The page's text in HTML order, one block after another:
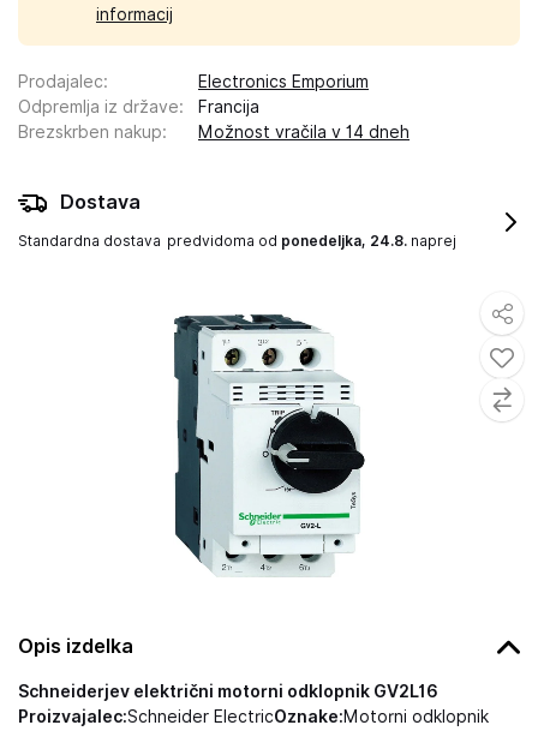
Opis izdelka
Schneiderjev električni motorni odklopnik GV2L16
Proizvajalec:Schneider ElectricOznake:Motorni odklopnik
informacij
Prodajalec:
Electronics Emporium
Odpremlja iz države:
Francija
Brezskrben nakup: Možnost vračila v 14 dneh
Dostava
Standardna dostava predvidoma od ponedeljka, 24.8. naprej